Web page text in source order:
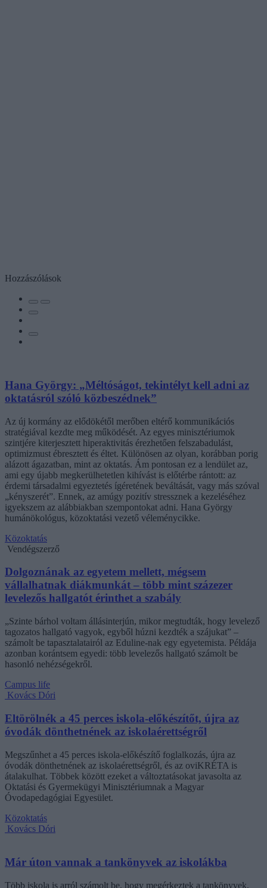
Hozzászólások
Hana György: „Méltóságot, tekintélyt kell adni az
oktatásról szóló közbeszédnek”
Az új kormány az elődökétől merőben eltérő kommunikációs
stratégiával kezdte meg működését. Az egyes minisztériumok
szintjére kiterjesztett hiperaktivitás érezhetően felszabadulást,
optimizmust ébresztett és éltet. Különösen az olyan, korábban porig
alázott ágazatban, mint az oktatás. Ám pontosan ez a lendület az,
ami egy újabb megkerülhetetlen kihívást is előtérbe rántott: az
érdemi társadalmi egyeztetés ígéretének beváltását, vagy más szóval
„kényszerét”. Ennek, az amúgy pozitív stressznek a kezeléséhez
igyekszem az alábbiakban szempontokat adni. Hana György
humánökológus, közoktatási vezető véleménycikke.
Közoktatás
Vendégszerző
Dolgoznának az egyetem mellett, mégsem
vállalhatnak diákmunkát – több mint százezer
levelezős hallgatót érinthet a szabály
„Szinte bárhol voltam állásinterjún, mikor megtudták, hogy levelező
tagozatos hallgató vagyok, egyből húzni kezdték a szájukat” –
számolt be tapasztalatairól az Eduline-nak egy egyetemista. Példája
azonban korántsem egyedi: több levelezős hallgató számolt be
hasonló nehézségekről.
Campus life
Kovács Dóri
Eltörölnék a 45 perces iskola-előkészítőt, újra az
óvodák dönthetnének az iskolaérettségről
Megszűnhet a 45 perces iskola-előkészítő foglalkozás, újra az
óvodák dönthetnének az iskolaérettségről, és az oviKRÉTA is
átalakulhat. Többek között ezeket a változtatásokat javasolta az
Oktatási és Gyermekügyi Minisztériumnak a Magyar
Óvodapedagógiai Egyesület.
Közoktatás
Kovács Dóri
Már úton vannak a tankönyvek az iskolákba
Több iskola is arról számolt be, hogy megérkeztek a tankönyvek,